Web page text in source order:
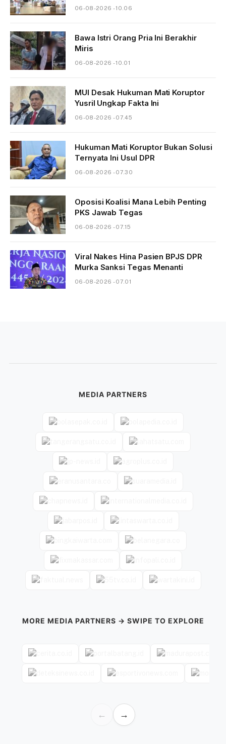
06-08-2026 - 10.06
Bawa Istri Orang Pria Ini Berakhir
Miris
06-08-2026 - 10.01
MUI Desak Hukuman Mati Koruptor
Yusril Ungkap Fakta Ini
06-08-2026 - 07.45
Hukuman Mati Koruptor Bukan Solusi
Ternyata Ini Usul DPR
06-08-2026 - 07.30
Oposisi Koalisi Mana Lebih Penting
PKS Jawab Tegas
06-08-2026 - 07.15
Viral Nakes Hina Pasien BPJS DPR
Murka Sanksi Tegas Menanti
06-08-2026 - 07.01
MEDIA PARTNERS
MORE MEDIA PARTNERS → SWIPE TO EXPLORE
← →